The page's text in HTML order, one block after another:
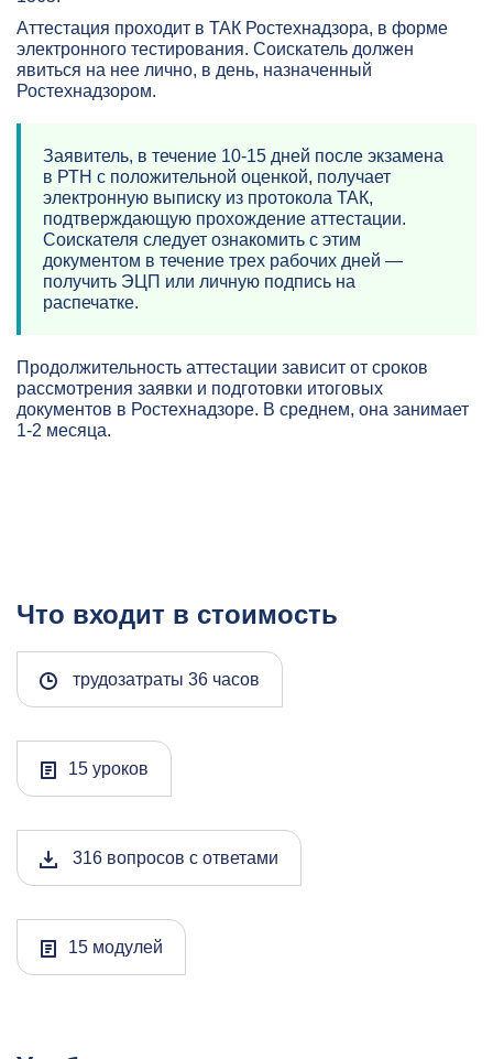
Аттестация проходит в ТАК Ростехнадзора, в форме
электронного тестирования. Соискатель должен
явиться на нее лично, в день, назначенный
Ростехнадзором.
Заявитель, в течение 10-15 дней после экзамена
в РТН с положительной оценкой, получает
электронную выписку из протокола ТАК,
подтверждающую прохождение аттестации.
Соискателя следует ознакомить с этим
документом в течение трех рабочих дней —
получить ЭЦП или личную подпись на
распечатке.
Продолжительность аттестации зависит от сроков
рассмотрения заявки и подготовки итоговых
документов в Ростехнадзоре. В среднем, она занимает
1-2 месяца.
Что входит в стоимость
трудозатраты 36 часов
15 уроков
316 вопросов с ответами
15 модулей